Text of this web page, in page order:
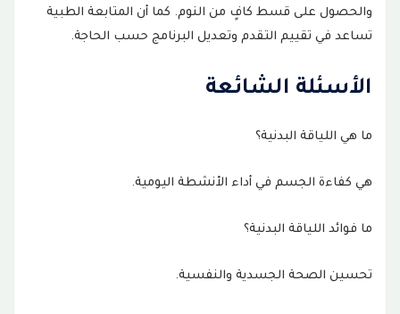
والحصول على قسط كافٍ من النوم. كما أن المتابعة الطبية
تساعد في تقييم التقدم وتعديل البرنامج حسب الحاجة.
الأسئلة الشائعة
ما هي اللياقة البدنية؟
هي كفاءة الجسم في أداء الأنشطة اليومية.
ما فوائد اللياقة البدنية؟
تحسين الصحة الجسدية والنفسية.